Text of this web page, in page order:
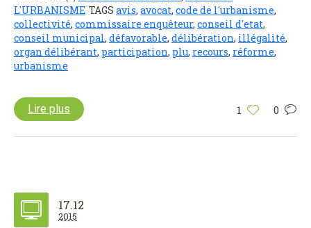
L'URBANISME TAGS avis, avocat, code de l'urbanisme,
collectivité, commissaire enquêteur, conseil d'etat,
conseil municipal, défavorable, délibération, illégalité,
organ délibérant, participation, plu, recours, réforme,
urbanisme
1 0
Lire plus
17.12
2015